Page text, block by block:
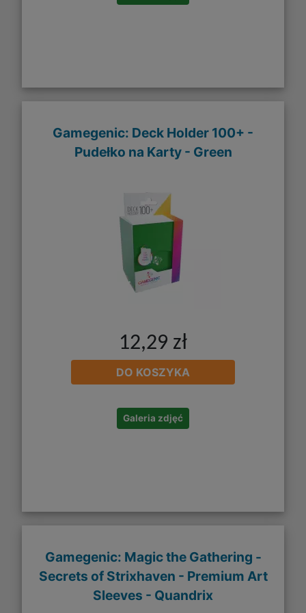
Gamegenic: Deck Holder 100+ -
Pudełko na Karty - Green
12,29 zł
DO KOSZYKA
Galeria zdjęć
Gamegenic: Magic the Gathering -
Secrets of Strixhaven - Premium Art
Sleeves - Quandrix